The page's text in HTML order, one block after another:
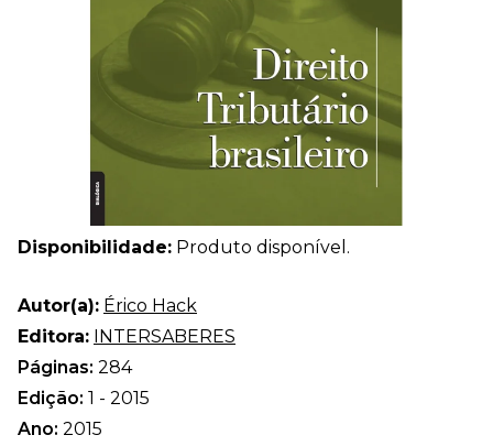
Disponibilidade: Produto disponível.
Autor(a): Érico Hack
Editora: INTERSABERES
Páginas: 284
Edição: 1 - 2015
Ano: 2015